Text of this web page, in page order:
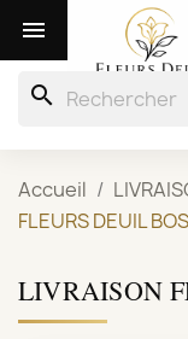

search
Accueil
FLEURS DEUIL
LIVRAISON